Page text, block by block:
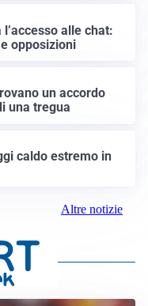
alle chat:
opposizioni
un accordo
una tregua
caldo estremo in
Altre notizie